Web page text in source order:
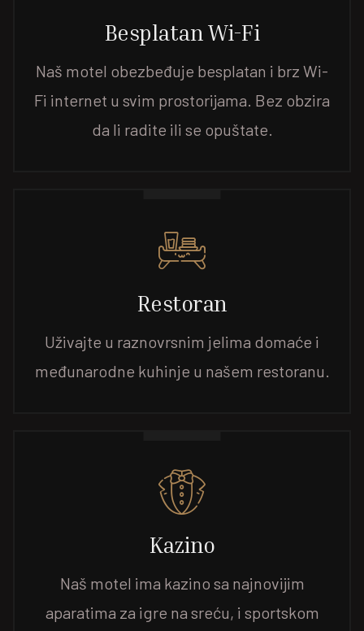
Besplatan Wi-Fi
Naš motel obezbeđuje besplatan i brz Wi-
Fi internet u svim prostorijama. Bez obzira
da li radite ili se opuštate.
Restoran
Uživajte u raznovrsnim jelima domaće i
međunarodne kuhinje u našem restoranu.
Kazino
Naš motel ima kazino sa najnovijim
aparatima za igre na sreću, i sportskom